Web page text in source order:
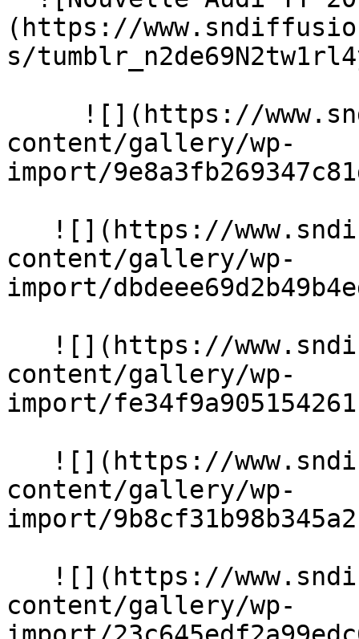
(https://
s/
content/gallery/wp-
import/
content/gallery/wp-
import/
content/gallery/wp-
import/
content/gallery/wp-
import/
content/gallery/wp-